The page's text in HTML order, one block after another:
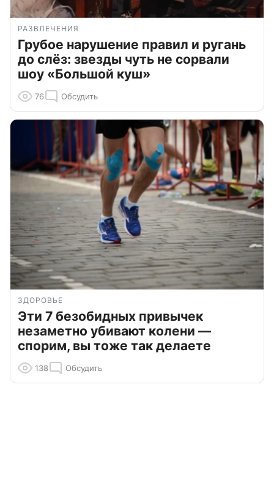
РАЗВЛЕЧЕНИЯ
Грубое нарушение правил и ругань
до слёз: звезды чуть не сорвали
шоу «Большой куш»
76 Обсудить
ЗДОРОВЬЕ
Эти 7 безобидных привычек
незаметно убивают колени —
спорим, вы тоже так делаете
138 Обсудить